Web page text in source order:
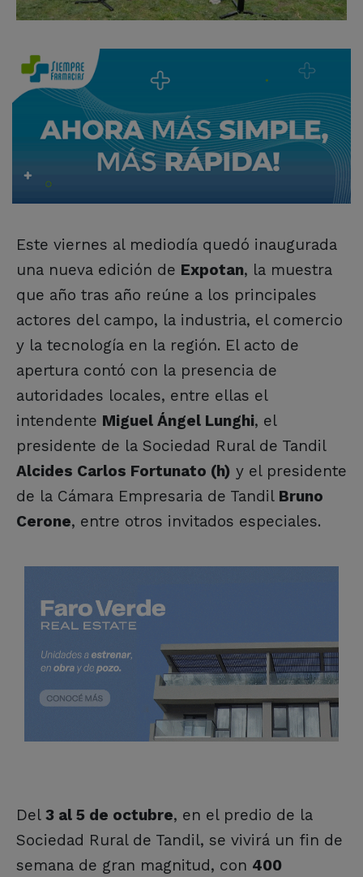
Este viernes al mediodía quedó inaugurada
una nueva edición de Expotan, la muestra
que año tras año reúne a los principales
actores del campo, la industria, el comercio
y la tecnología en la región. El acto de
apertura contó con la presencia de
autoridades locales, entre ellas el
intendente Miguel Ángel Lunghi, el
presidente de la Sociedad Rural de Tandil
Alcides Carlos Fortunato (h) y el presidente
de la Cámara Empresaria de Tandil Bruno
Cerone, entre otros invitados especiales.
Del 3 al 5 de octubre, en el predio de la
Sociedad Rural de Tandil, se vivirá un fin de
semana de gran magnitud, con 400